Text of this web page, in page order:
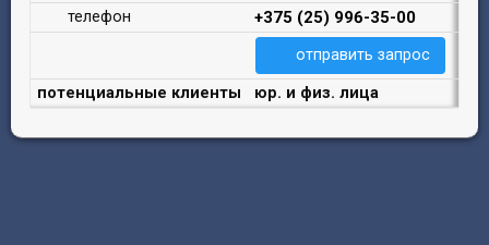
телефон
+375 (25) 996-35-00
отправить запрос
потенциальные клиенты юр. и физ. лица